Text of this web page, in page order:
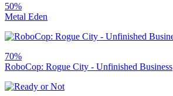
50%
Metal Eden
70%
RoboCop: Rogue City - Unfinished Business